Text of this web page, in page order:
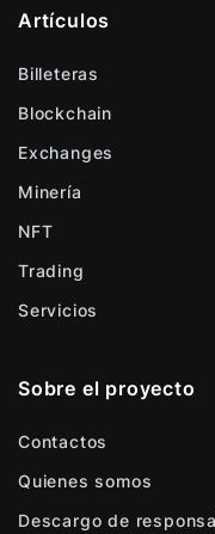
Artículos
Billeteras
Blockchain
Exchanges
Minería
NFT
Trading
Servicios
Sobre el proyecto
Contactos
Quienes somos
Descargo de